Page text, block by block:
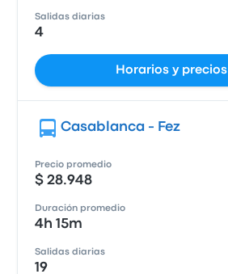
Salidas diarias
4
Horarios y precios
Casablanca - Fez
Precio promedio
$ 28.948
Duración promedio
4h 15m
Salidas diarias
19